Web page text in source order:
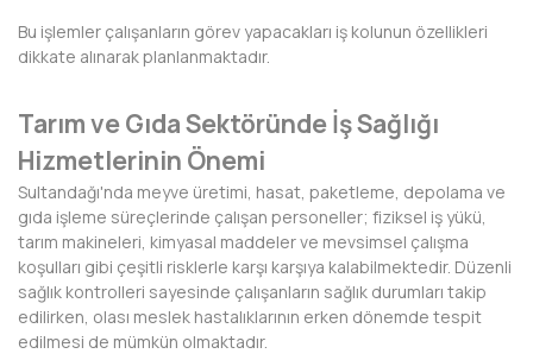
KARAMAN
KASTAMONU
KAYSERİ
KIRIKKALE
KIRKLARELİ
Bu işlemler çalışanların görev yapacakları iş kolunun özellikleri
dikkate alınarak planlanmaktadır.
Tarım ve Gıda Sektöründe İş Sağlığı
Hizmetlerinin Önemi
Sultandağı'nda meyve üretimi, hasat, paketleme, depolama ve
gıda işleme süreçlerinde çalışan personeller; fiziksel iş yükü,
tarım makineleri, kimyasal maddeler ve mevsimsel çalışma
koşulları gibi çeşitli risklerle karşı karşıya kalabilmektedir. Düzenli
sağlık kontrolleri sayesinde çalışanların sağlık durumları takip
edilirken, olası meslek hastalıklarının erken dönemde tespit
edilmesi de mümkün olmaktadır.